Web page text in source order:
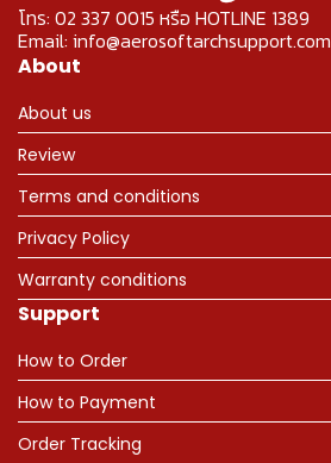
โทร: 02 337 0015 หรือ HOTLINE 1389
Email: info@aerosoftarchsupport.com
About
About us
Review
Terms and conditions
Privacy Policy
Warranty conditions
Support
How to Order
How to Payment
Order Tracking